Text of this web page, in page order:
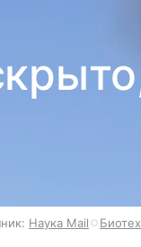
Наука Mail